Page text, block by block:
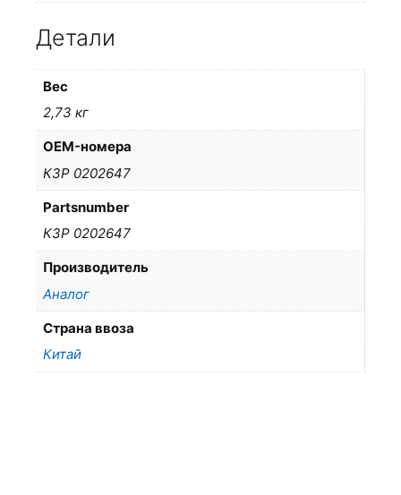
Детали
Вес
2,73 кг
OEM-номера
КЗР 0202647
Partsnumber
КЗР 0202647
Производитель
Аналог
Страна ввоза
Китай